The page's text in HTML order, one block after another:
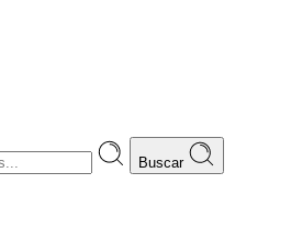
Buscar